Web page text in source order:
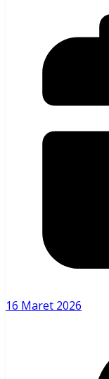
16 Maret 2026